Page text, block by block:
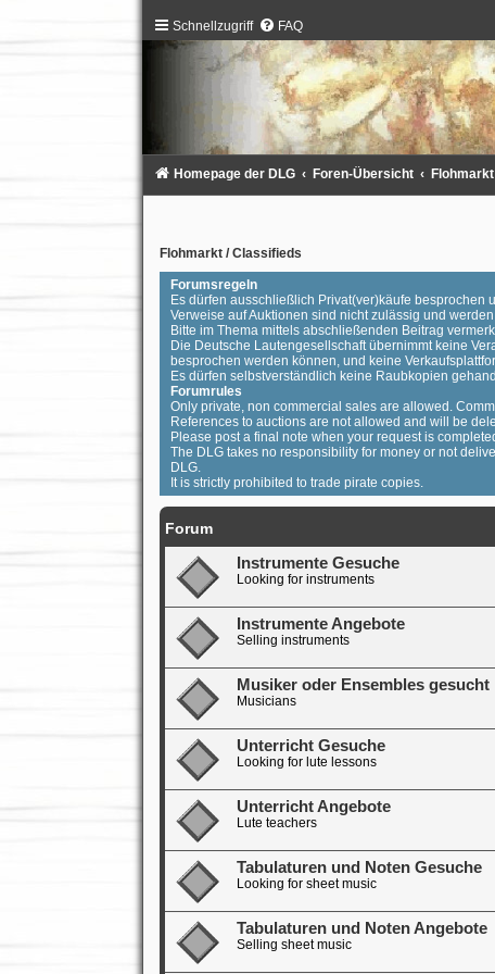
Schnellzugriff FAQ
Homepage der DLG Foren-Übersicht
Flohmarkt / Classifieds
Forumsregeln
Es dürfen ausschließlich Privat(ver)käufe
Verweise auf Auktionen sind nicht zulässig und
Bitte im Thema mittels abschließenden Beitrag
Die Deutsche Lautengesellschaft übernimmt keine
besprochen werden können, und keine
Es dürfen selbstverständlich keine Raubkopien
Forumrules
Only private, non commercial sales are allowed.
References to auctions are not allowed and will be
Please post a final note when your request is
The DLG takes no responsibility for money or not
DLG.
It is strictly prohibited to trade pirate copies.
Forum
Instrumente Gesuche
Looking for instruments
Instrumente Angebote
Selling instruments
Musiker oder Ensembles gesucht
Musicians
Unterricht Gesuche
Looking for lute lessons
Unterricht Angebote
Lute teachers
Tabulaturen und Noten Gesuche
Looking for sheet music
Tabulaturen und Noten Angebote
Selling sheet music